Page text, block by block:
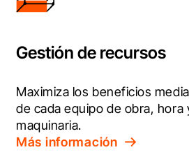
Gestión de recursos
Maximiza los beneficios
de cada equipo de obra, hora
maquinaria.
Más información